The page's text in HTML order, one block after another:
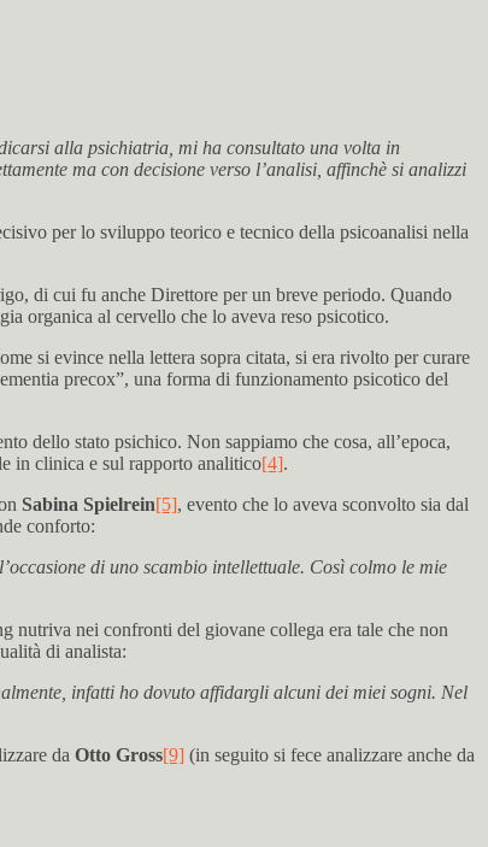
alla psichiatria, mi ha consultato una volta in
ma con decisione verso l’analisi, affinchè si analizzi
per lo sviluppo teorico e tecnico della psicoanalisi nella
di cui fu anche Direttore per un breve periodo. Quando
organica al cervello che lo aveva reso psicotico.
si evince nella lettera sopra citata, si era rivolto per curare
precox”, una forma di funzionamento psicotico del
dello stato psichico. Non sappiamo che cosa, all’epoca,
in clinica e sul rapporto analitico[4].
Sabina Spielrein[5], evento che lo aveva sconvolto sia dal
conforto:
di uno scambio intellettuale. Così colmo le mie
nutriva nei confronti del giovane collega era tale che non
di analista:
infatti ho dovuto affidargli alcuni dei miei sogni. Nel
da Otto Gross[9] (in seguito si fece analizzare anche da